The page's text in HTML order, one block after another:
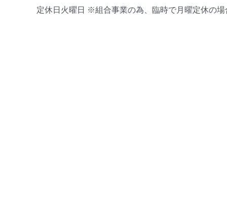
定休日火曜日 ※組合事業の為、臨時で月曜定休の場